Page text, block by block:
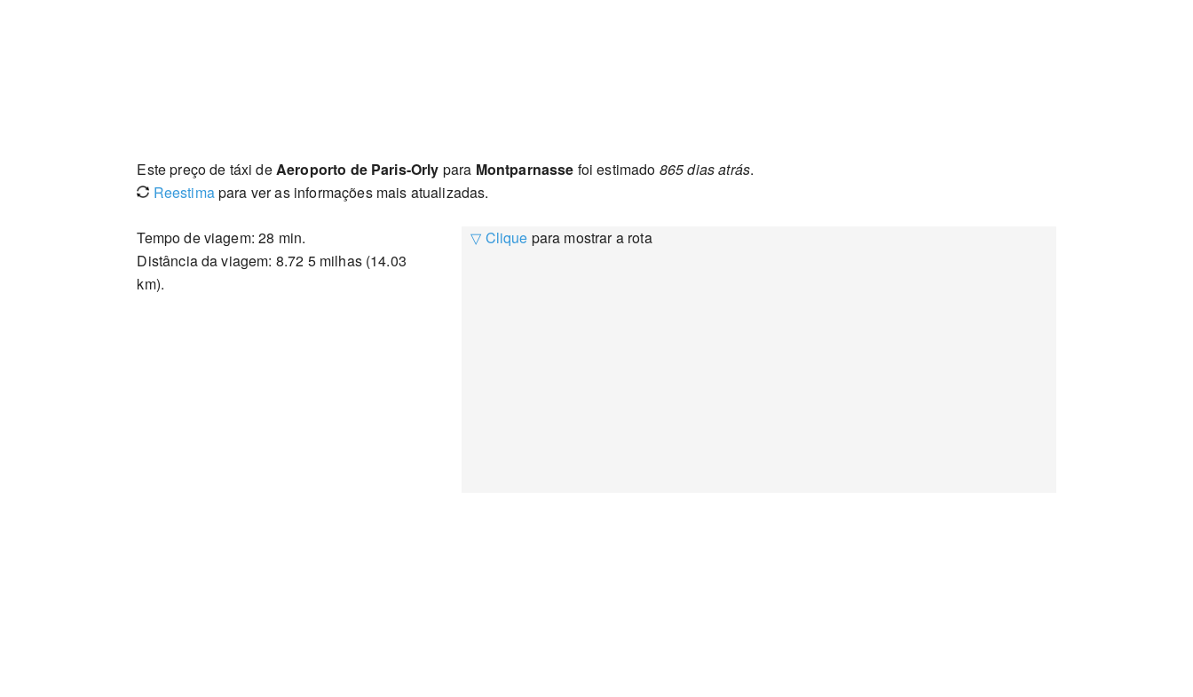
Este preço de táxi deAeroporto de Paris-Orly para Montparnasse foi estimado 865 dias atrás.
Reestimapara ver as informações mais atualizadas.
Tempo de viagem: 28 min.
Distância da viagem: 8.72 5 milhas (14.03
km).
▽ Clique para mostrar a rota